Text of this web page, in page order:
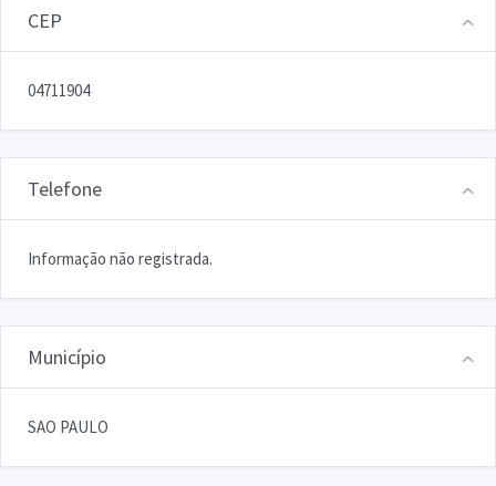
CEP
04711904
Telefone
Informação não registrada.
Município
SAO PAULO